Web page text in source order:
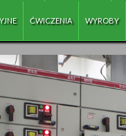
ĆWICZENIA WYROBY